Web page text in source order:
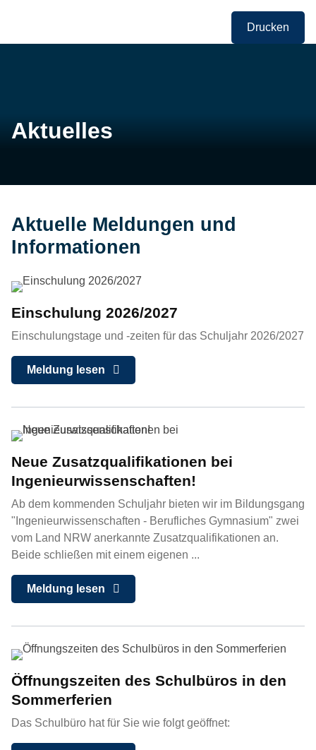
Drucken
Aktuelles
Aktuelle Meldungen und
Informationen
Einschulung 2026/2027
Einschulungstage und -zeiten für das Schuljahr 2026/2027
Meldung lesen
Neue Zusatzqualifikationen bei
Ingenieurwissenschaften!
Ab dem kommenden Schuljahr bieten wir im Bildungsgang
"Ingenieurwissenschaften - Berufliches Gymnasium" zwei
vom Land NRW anerkannte Zusatzqualifikationen an.
Beide schließen mit einem eigenen ...
Meldung lesen
Öffnungszeiten des Schulbüros in den
Sommerferien
Das Schulbüro hat für Sie wie folgt geöffnet: